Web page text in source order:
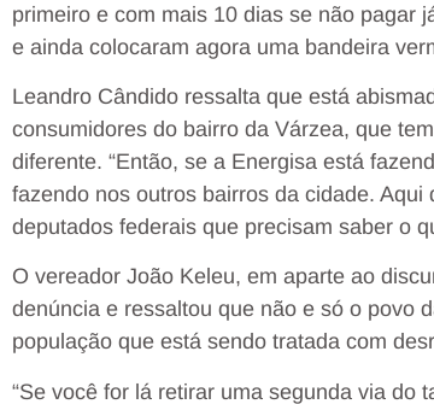
primeiro e com mais 10 dias se não pagar
e ainda colocaram agora uma bandeira
Leandro Cândido ressalta que está
consumidores do bairro da Várzea, que
diferente. “Então, se a Energisa está
fazendo nos outros bairros da cidade.
deputados federais que precisam saber o
O vereador João Keleu, em aparte ao
denúncia e ressaltou que não e só o povo
população que está sendo tratada com
“Se você for lá retirar uma segunda via do